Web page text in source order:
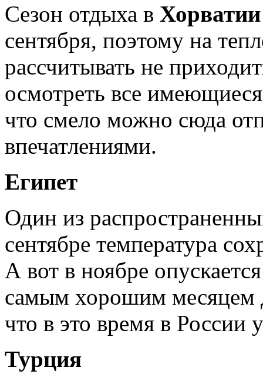
Сезон отдыха в
сентября, поэтому на
рассчитывать не
осмотреть все
что смело можно сюда
впечатлениями.
Египет
Один из
сентябре температура
А вот в ноябре
самым хорошим месяцем
что в это время в России
Турция